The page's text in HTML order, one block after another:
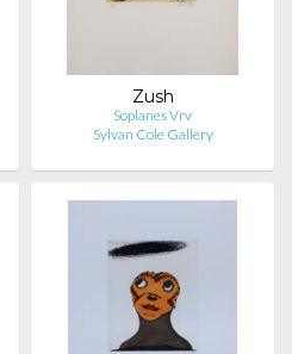
Zush
Soplanes Vrv
Sylvan Cole Gallery